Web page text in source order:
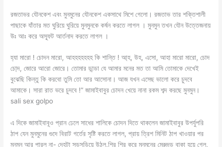
রজতাভর যৌনকেশ এবং মুনমুনের যৌনকেশ একসাথে মিশে গেলো। রজতাভ তার শক্তিশালী
পাছাকে যাঁতার মত ঘুরিয়ে ঘুরিয়ে মুনমুনকে কর্ষন করতে লাগল । মুনমুন তখন যৌন উত্তেজনায়
উঃ আঃ করে অস্ফূট আর্তনাদ করতে লাগল ।
হ্যা মারো ! চোদন মারো, আহহহহহহহ কি শান্তি ! আ্‌হ, উহ, এসো, আহা মারো মারো, চোদ
চো্‌দ, জোরে আরো জোরে। তোমার ডান্ডা যে আমার মনের মত তা আমি তোমাকে দেখেই
বুঝেছি কিন্তু কি করবো তুমি তো আর আসোনা। আজ যখন এসেছ ভালো করে চুদবে
আমাকে। সারা রাত ভরে চুদবে !” জামাইবাবুর চোদন খেয়ে নানা রকম শব্দ করছে মুনমুন।
sali sex golpo
এ দিকে জামাইবাবূও প্রান ঢেলে সাধের শালিকে চোদন দিতে থাকলেন জামাইবাবুর উপর্যুপরি
ঠাপ যেন মুনমুনের গুদে বিরাট গর্তের সৃষ্টি করতে লাগল, প্রায় ত্রিশ মিনিট ঠাপ খাওয়ার পর
মুনমুন আর পারল না- দেহটা সুড়সূড়িয়ে উঠল,শির শির করে মুনমুনের মেরুদন্ড বাকা হয়ে গেল,